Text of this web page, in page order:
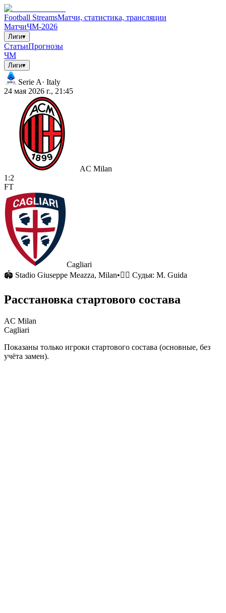
Football StreamsМатчи, статистика, трансляции
МатчиЧМ-2026
Лиги▾
СтатьиПрогнозы
ЧМ
Лиги▾
Serie A· Italy
24 мая 2026 г., 21:45
AC Milan
1 :2
FT
Cagliari
🏟 Stadio Giuseppe Meazza, Milan•🧑‍⚖️ Судья: M. Guida
Расстановка стартового состава
AC Milan
Cagliari
Показаны только игроки стартового состава (основные, без
учёта замен).